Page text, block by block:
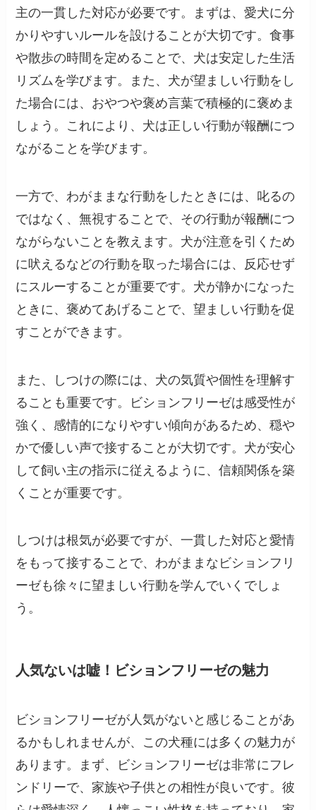
主の一貫した対応が必要です。まずは、愛犬に分
かりやすいルールを設けることが大切です。食事
や散歩の時間を定めることで、犬は安定した生活
リズムを学びます。また、犬が望ましい行動をし
た場合には、おやつや褒め言葉で積極的に褒めま
しょう。これにより、犬は正しい行動が報酬につ
ながることを学びます。
一方で、わがままな行動をしたときには、叱るの
ではなく、無視することで、その行動が報酬につ
ながらないことを教えます。犬が注意を引くため
に吠えるなどの行動を取った場合には、反応せず
にスルーすることが重要です。犬が静かになった
ときに、褒めてあげることで、望ましい行動を促
すことができます。
また、しつけの際には、犬の気質や個性を理解す
ることも重要です。ビションフリーゼは感受性が
強く、感情的になりやすい傾向があるため、穏や
かで優しい声で接することが大切です。犬が安心
して飼い主の指示に従えるように、信頼関係を築
くことが重要です。
しつけは根気が必要ですが、一貫した対応と愛情
をもって接することで、わがままなビションフリ
ーゼも徐々に望ましい行動を学んでいくでしょ
う。
人気ないは嘘！ビションフリーゼの魅力
ビションフリーゼが人気がないと感じることがあ
るかもしれませんが、この犬種には多くの魅力が
あります。まず、ビションフリーゼは非常にフレ
ンドリーで、家族や子供との相性が良いです。彼